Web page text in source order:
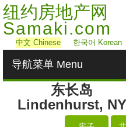
纽约房地产网
Samaki.com
中文 Chinese 한국어 Korean
导航菜单 Menu
东长岛
Lindenhurst, NY